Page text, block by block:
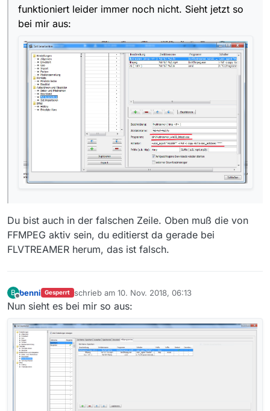
funktioniert leider immer noch nicht. Sieht jetzt so
bei mir aus:
Du bist auch in der falschen Zeile. Oben muß die von
FFMPEG aktiv sein, du editierst da gerade bei
FLVTREAMER herum, das ist falsch.
B
Offline
benni Gesperrt schrieb am 10. Nov. 2018, 06:13
zuletzt editiert von
Nun sieht es bei mir so aus: